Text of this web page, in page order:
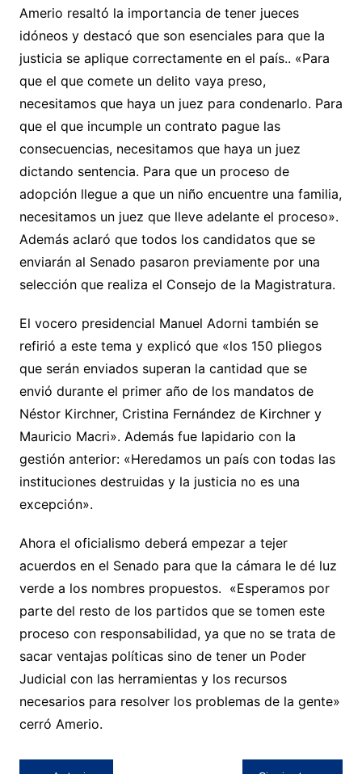
Amerio resaltó la importancia de tener jueces
idóneos y destacó que son esenciales para que la
justicia se aplique correctamente en el país.. «Para
que el que comete un delito vaya preso,
necesitamos que haya un juez para condenarlo. Para
que el que incumple un contrato pague las
consecuencias, necesitamos que haya un juez
dictando sentencia. Para que un proceso de
adopción llegue a que un niño encuentre una familia,
necesitamos un juez que lleve adelante el proceso».
Además aclaró que todos los candidatos que se
enviarán al Senado pasaron previamente por una
selección que realiza el Consejo de la Magistratura.
El vocero presidencial Manuel Adorni también se
refirió a este tema y explicó que «los 150 pliegos
que serán enviados superan la cantidad que se
envió durante el primer año de los mandatos de
Néstor Kirchner, Cristina Fernández de Kirchner y
Mauricio Macri». Además fue lapidario con la
gestión anterior: «Heredamos un país con todas las
instituciones destruidas y la justicia no es una
excepción».
Ahora el oficialismo deberá empezar a tejer
acuerdos en el Senado para que la cámara le dé luz
verde a los nombres propuestos. «Esperamos por
parte del resto de los partidos que se tomen este
proceso con responsabilidad, ya que no se trata de
sacar ventajas políticas sino de tener un Poder
Judicial con las herramientas y los recursos
necesarios para resolver los problemas de la gente»
cerró Amerio.